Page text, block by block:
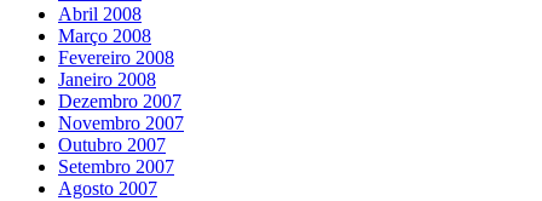
Abril 2008
Março 2008
Fevereiro 2008
Janeiro 2008
Dezembro 2007
Novembro 2007
Outubro 2007
Setembro 2007
Agosto 2007